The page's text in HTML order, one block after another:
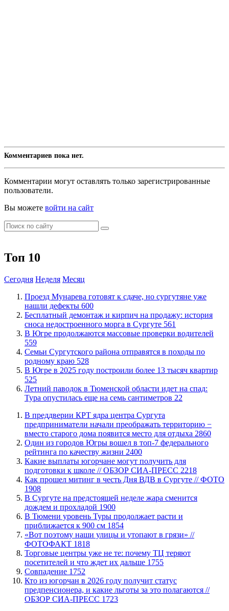
Комментариев пока нет.
Комментарии могут оставлять только зарегистрированные
пользователи.
Вы можете войти на сайт
Топ 10
Сегодня Неделя Месяц
​Проезд Мунарева готовят к сдаче, но сургутяне уже
нашли дефекты 600
​Бесплатный демонтаж и кирпич на продажу: история
сноса недостроенного морга в Сургуте 561
​В Югре продолжаются массовые проверки водителей
559
​Семьи Сургутского района отправятся в походы по
родному краю 528
​В Югре в 2025 году построили более 13 тысяч квартир
525
​Летний паводок в Тюменской области идет на спад:
Тура опустилась еще на семь сантиметров 22
​В преддверии КРТ ядра центра Сургута
предприниматели начали преображать территорию −
вместо старого дома появится место для отдыха 2860
Один из городов Югры вошел в топ-7 федерального
рейтинга по качеству жизни 2400
Какие выплаты югорчане могут получить для
подготовки к школе // ОБЗОР СИА-ПРЕСС 2218
Как прошел митинг в честь Дня ВДВ в Сургуте // ФОТО
1908
В Сургуте на предстоящей неделе жара сменится
дождем и прохладой 1900
В Тюмени уровень Туры продолжает расти и
приближается к 900 см 1854
«Вот поэтому наши улицы и утопают в грязи» //
ФОТОФАКТ 1818
Торговые центры уже не те: почему ТЦ теряют
посетителей и что ждет их дальше 1755
​Совпадение 1752
Кто из югорчан в 2026 году получит статус
предпенсионера, и какие льготы за это полагаются //
ОБЗОР СИА-ПРЕСС 1723